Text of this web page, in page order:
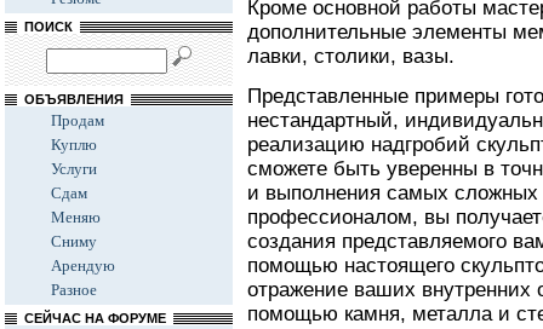
ПОИСК
ОБЪЯВЛЕНИЯ
Продам
Куплю
Услуги
Сдам
Меняю
Сниму
Арендую
Разное
СЕЙЧАС НА ФОРУМЕ
Кроме основной работы
дополнительные элементы
лавки, столики, вазы.
Представленные примеры
нестандартный,
реализацию надгробий
сможете быть уверенны в
и выполнения самых сложных
профессионалом, вы
создания представляемого
помощью настоящего
отражение ваших
помощью камня, металла и